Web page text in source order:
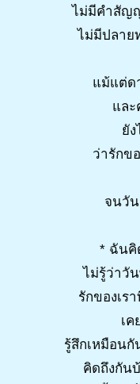
ไม่มีคำสัญ
ไม่มีปลาย
แม้แต่ด
แล
ยั
ว่ารักข
จนวั
* ฉันคิ
ไม่รู้ว่าวั
รักของเร
เ
รู้สึกเหมือน
คิดถึงกัน